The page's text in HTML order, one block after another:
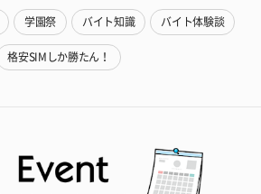
学園祭 バイト知識 バイト体験談
格安SIMしか勝たん！